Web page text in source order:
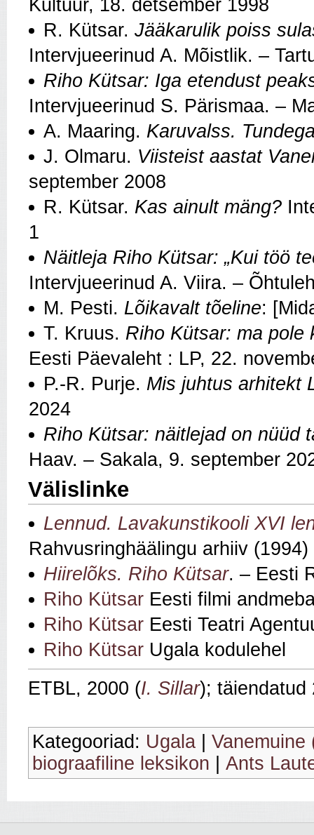
Kultuur, 18. detsember 1998
R. Kütsar. Jääkarulik poiss
Intervjueerinud A. Mõistlik. –
Riho Kütsar: Iga etendust
Intervjueerinud S. Pärismaa. –
A. Maaring. Karuvalss.
J. Olmaru. Viisteist aastat
september 2008
R. Kütsar. Kas ainult mäng?
1
Näitleja Riho Kütsar: „Kui töö
Intervjueerinud A. Viira. –
M. Pesti. Lõikavalt tõeline:
T. Kruus. Riho Kütsar: ma pole
Eesti Päevaleht : LP, 22.
P.-R. Purje. Mis juhtus arhitekt
2024
Riho Kütsar: näitlejad on nüüd
Haav. – Sakala, 9. september
Välislinke
Lennud. Lavakunstikooli XVI
Rahvusringhäälingu arhiiv (1994)
Hiirelõks. Riho Kütsar. – Eesti
Riho Kütsar Eesti filmi
Riho Kütsar Eesti Teatri
Riho Kütsar Ugala kodulehel
ETBL, 2000 (I. Sillar); täiendatud
Kategooriad: Ugala
Vanemuine
biograafiline leksikon
Ants